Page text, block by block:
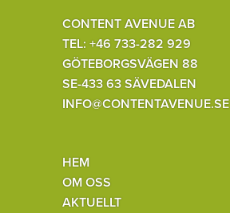
CONTENT AVENUE AB
TEL: +46 733-282 929
GÖTEBORGSVÄGEN 88
SE-433 63 SÄVEDALEN
INFO@CONTENTAVENUE.SE
HEM
OM OSS
AKTUELLT